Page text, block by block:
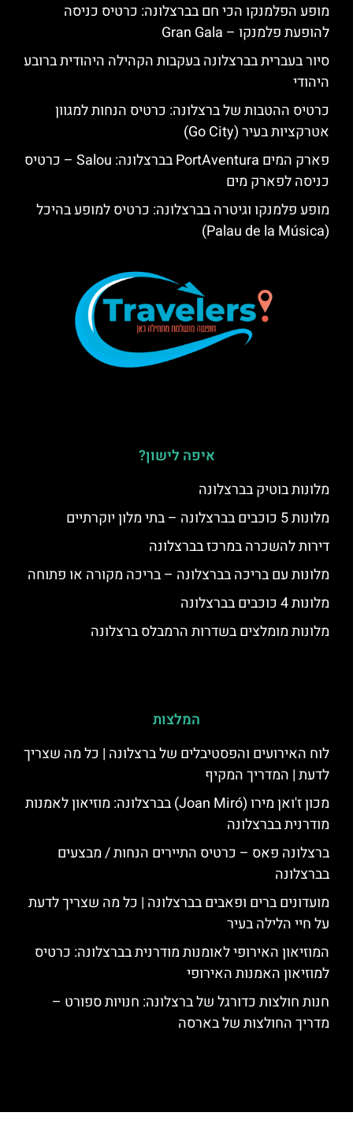
מופע הפלמנקו הכי חם בברצלונה: כרטיס כניסה
להופעת פלמנקו – Gran Gala
סיור בעברית בברצלונה בעקבות הקהילה היהודית ברובע
היהודי
כרטיס ההטבות של ברצלונה: כרטיס הנחות למגוון
אטרקציות בעיר (Go City)
פארק המים PortAventura בברצלונה: Salou – כרטיס
כניסה לפארק מים
מופע פלמנקו וגיטרה בברצלונה: כרטיס למופע בהיכל
(Palau de la Música)
איפה לישון?
מלונות בוטיק בברצלונה
מלונות 5 כוכבים בברצלונה – בתי מלון יוקרתיים
דירות להשכרה במרכז בברצלונה
מלונות עם בריכה בברצלונה – בריכה מקורה או פתוחה
מלונות 4 כוכבים בברצלונה
מלונות מומלצים בשדרות הרמבלס ברצלונה
המלצות
לוח האירועים והפסטיבלים של ברצלונה | כל מה שצריך
לדעת | המדריך המקיף
מכון ז'ואן מירו (Joan Miró) בברצלונה: מוזיאון לאמנות
מודרנית בברצלונה
ברצלונה פאס – כרטיס התיירים הנחות / מבצעים
בברצלונה
מועדונים ברים ופאבים בברצלונה | כל מה שצריך לדעת
על חיי הלילה בעיר
המוזיאון האירופי לאומנות מודרנית בברצלונה: כרטיס
למוזיאון האמנות האירופי
חנות חולצות כדורגל של ברצלונה: חנויות ספורט –
מדריך החולצות של בארסה